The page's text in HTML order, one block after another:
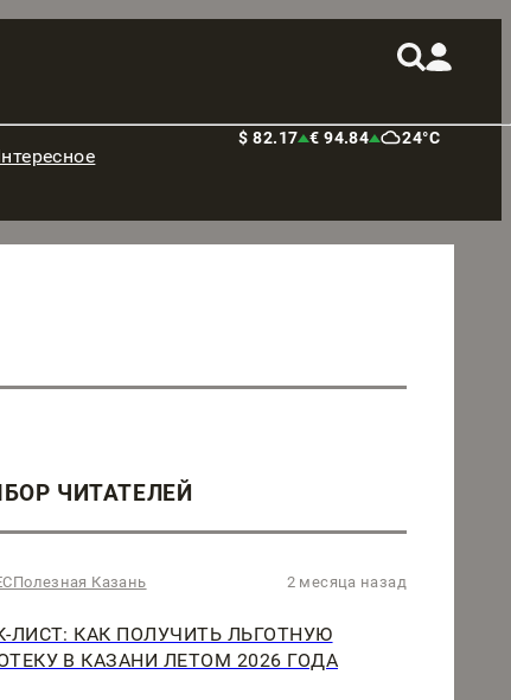
$ 82.17 € 94.84 24°C
ЧИТАТЕЛЕЙ
Казань 2 месяца назад
ЛИСТ: КАК ПОЛУЧИТЬ ЛЬГОТНУЮ
В КАЗАНИ ЛЕТОМ 2026 ГОДА